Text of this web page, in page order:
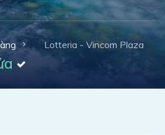
Lotteria - Vincom Plaza